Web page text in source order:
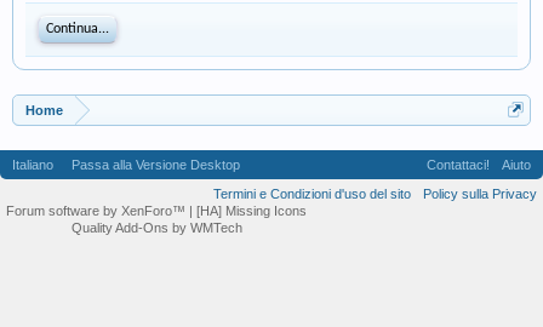
Continua...
Home
Italiano Passa alla Versione Desktop Contattaci!
Aiuto
Termini e Condizioni d'uso del sito
Policy sulla Privacy
Forum software by XenForo™ | [HA] Missing Icons
Quality Add-Ons by WMTech